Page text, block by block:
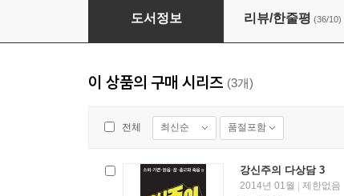
강신주의 다상담 1
도서정보 리뷰/한줄평 (36/10)
이 상품의 구매 시리즈 (3개)
전체 최신순 품절포함
강신주의 다상담 3
2014년 01월
제한없음